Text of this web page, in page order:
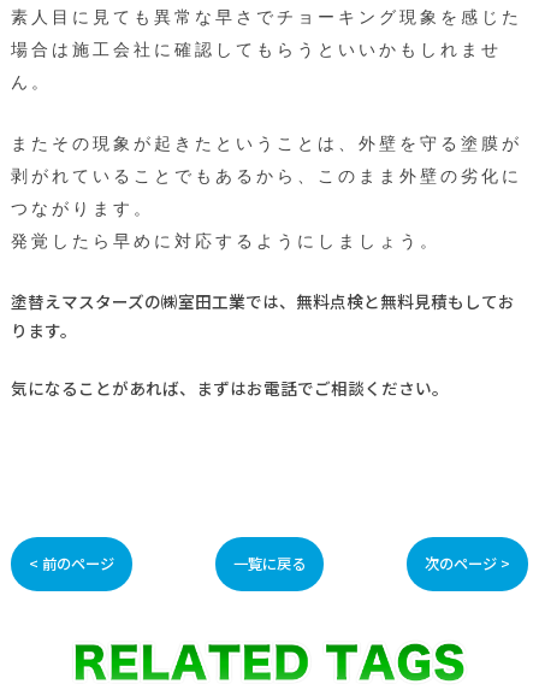
素人目に見ても異常な早さでチョーキング現象を感じた
場合は施工会社に確認してもらうといいかもしれませ
ん。
またその現象が起きたということは、 外壁を守る塗膜が
剥がれていることでもあるから、このまま 外壁の劣化に
つながります。
発覚したら早めに対応するようにしましょう。
塗替えマスターズの㈱室田工業では、無料点検と無料見積もしてお
ります。
気になることがあれば、まずはお電話でご相談ください。
< 前のページ 一覧に戻る 次のページ >